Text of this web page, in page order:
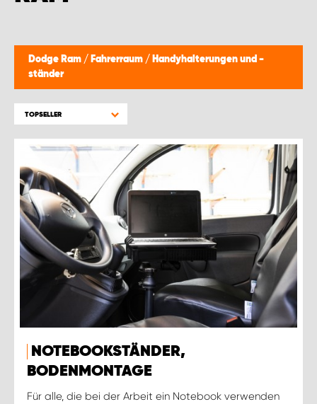
Dodge Ram / Fahrerraum / Handyhalterungen und -
ständer
TOPSELLER
NOTEBOOKSTÄNDER,
BODENMONTAGE
Für alle, die bei der Arbeit ein Notebook verwenden